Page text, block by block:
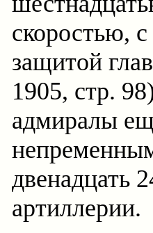
скоростью,
защитой
1905, стр.
адмиралы
двенадцать
артиллерии.